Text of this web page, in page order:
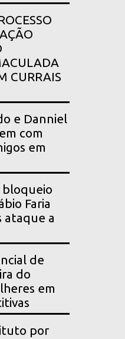
CURRAIS
e Danniel
com
em
bloqueio
Faria
ataque a
de
do
em
por